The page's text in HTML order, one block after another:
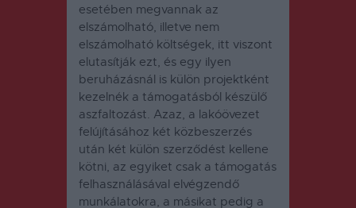
esetében megvannak az
elszámolható, illetve nem
elszámolható költségek, itt viszont
elutasítják ezt, és egy ilyen
beruházásnál is külön projektként
kezelnék a támogatásból készülő
aszfaltozást. Azaz, a lakóövezet
felújításához két közbeszerzés
után két külön szerződést kellene
kötni, az egyiket csak a támogatás
felhasználásával elvégzendő
munkálatokra, a másikat pedig a